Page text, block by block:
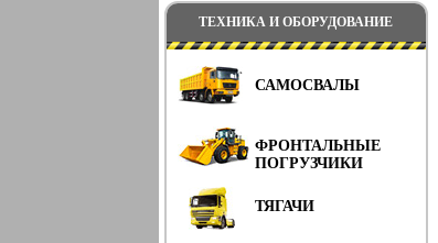
ТЕХНИКА И ОБОРУДОВАНИЕ
САМОСВАЛЫ
ФРОНТАЛЬНЫЕ
ПОГРУЗЧИКИ
ТЯГАЧИ